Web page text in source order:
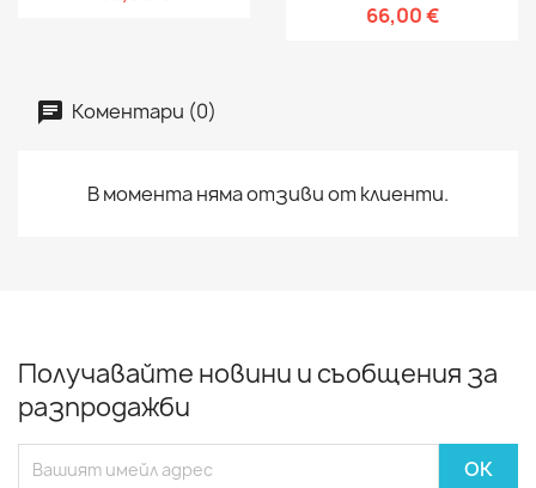
66,00 €
Коментари (0)
В момента няма отзиви от клиенти.
Получавайте новини и съобщения за
разпродажби